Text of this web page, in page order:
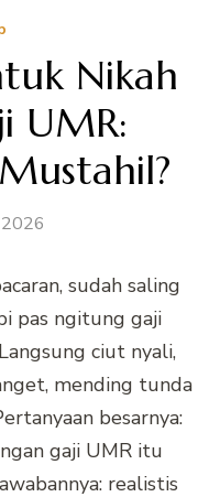
Nikah
UMR:
2026
sudah saling
pas ngitung gaji
ciut nyali,
mending tunda
besarnya:
gaji UMR itu
realistis